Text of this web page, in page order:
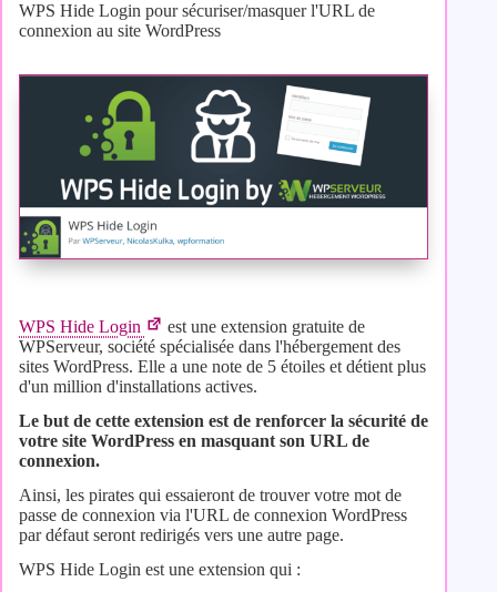
WPS Hide Login pour sécuriser/masquer l'URL de
connexion au site WordPress
WPS Hide Login
est une extension gratuite de
WPServeur, société spécialisée dans l'hébergement des
sites WordPress. Elle a une note de 5 étoiles et détient plus
d'un million d'installations actives.
Le but de cette extension est de renforcer la sécurité de
votre site WordPress en masquant son URL de
connexion.
Ainsi, les pirates qui essaieront de trouver votre mot de
passe de connexion via l'URL de connexion WordPress
par défaut seront redirigés vers une autre page.
WPS Hide Login est une extension qui :